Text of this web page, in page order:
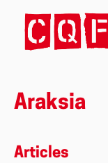
Araksia
Articles